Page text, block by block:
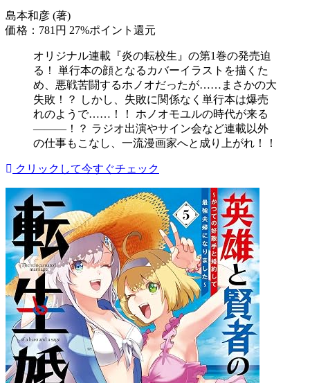
島本和彦 (著)
価格：781円 27%ポイント還元
オリジナル連載『炎の転校生』の第1巻の発売迫
る！ 単行本の顔となるカバーイラストを描くた
め、悪戦苦闘するホノオだったが……まさかの大
失敗！？ しかし、失敗に関係なく単行本は爆売
れのようで……！！ ホノオモユルの時代が来る
―――！？ ラジオ出演やサイン会など連載以外
の仕事もこなし、一流漫画家へと成り上がれ！！
クリックして今すぐチェック